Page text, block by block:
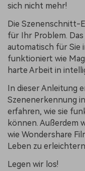
sich nicht mehr!
Die Szenenschnitt-
für Ihr Problem.
automatisch für Sie
funktioniert wie
harte Arbeit in
In dieser Anleitung
Szenenerkennung
erfahren, wie sie
können. Außerdem
wie Wondershare
Leben zu
Legen wir los!